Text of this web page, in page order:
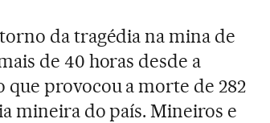
da tragédia na mina de
de 40 horas desde a
que provocou a morte de 282
mineira do país. Mineiros e